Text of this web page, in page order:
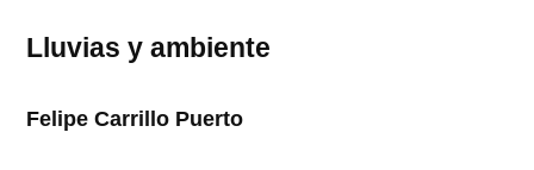
Lluvias y ambiente
Felipe Carrillo Puerto